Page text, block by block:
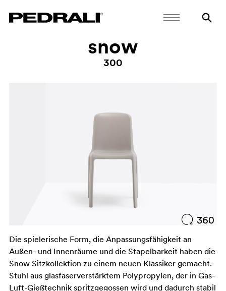
snow
300
Die spielerische Form, die Anpassungsfähigkeit an
Außen- und Innenräume und die Stapelbarkeit haben die
Snow Sitzkollektion zu einem neuen Klassiker gemacht.
Stuhl aus glasfaserverstärktem Polypropylen, der in Gas-
Luft-Gießtechnik spritzgegossen wird und dadurch stabil